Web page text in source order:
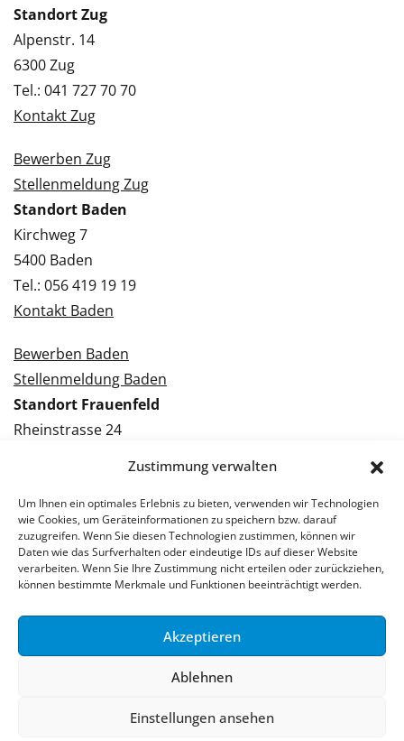
Zustimmung verwalten
Um Ihnen ein optimales Erlebnis zu bieten, verwenden wir Technologien
wie Cookies, um Geräteinformationen zu speichern bzw. darauf
zuzugreifen. Wenn Sie diesen Technologien zustimmen, können wir
Daten wie das Surfverhalten oder eindeutige IDs auf dieser Website
verarbeiten. Wenn Sie Ihre Zustimmung nicht erteilen oder zurückziehen,
können bestimmte Merkmale und Funktionen beeinträchtigt werden.
Akzeptieren
Ablehnen
Einstellungen ansehen
Standort Zug
Alpenstr. 14
6300 Zug
Tel.: 041 727 70 70
Kontakt Zug
Bewerben Zug
Stellenmeldung Zug
Standort Baden
Kirchweg 7
5400 Baden
Tel.: 056 419 19 19
Kontakt Baden
Bewerben Baden
Stellenmeldung Baden
Standort Frauenfeld
Rheinstrasse 24
Kontakt Frauenfeld
Bewerben Frauenfeld
Stellenmeldung Frauenfeld
© 2026 Stellenpartner AG
Datenschutzerklärung